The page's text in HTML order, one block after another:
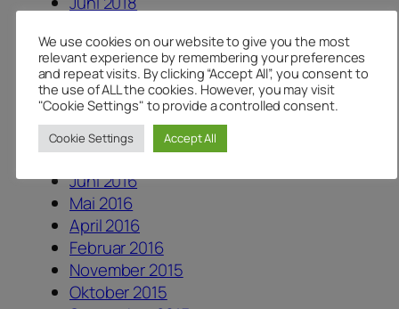
Januar 2018
August 2017
Juli 2017
Juni 2017
Dezember 2016
August 2016
Juni 2016
Mai 2016
April 2016
Februar 2016
November 2015
Oktober 2015
We use cookies on our website to give you the most
relevant experience by remembering your preferences
and repeat visits. By clicking “Accept All”, you consent to
the use of ALL the cookies. However, you may visit
"Cookie Settings" to provide a controlled consent.
Cookie Settings Accept All